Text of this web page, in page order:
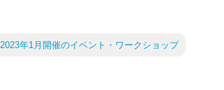
2023年1月開催のイベント・ワークショップ